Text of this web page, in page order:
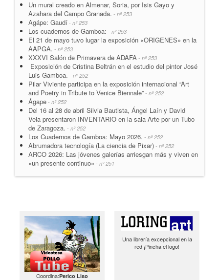
Un mural creado en Almenar, Soria, por Isis Gayo y
Azahara del Campo Granada. - nº 253
Agápe: Gaudí - nº 253
Los cuadernos de Gamboa: - nº 253
El 21 de mayo tuvo lugar la exposición «ORIGENES» en la
AAPGA. - nº 253
XXXVI Salón de Primavera de ADAFA - nº 253
Exposición de Cristina Beltrán en el estudio del pintor José
Luis Gamboa. - nº 252
Pilar Viviente participa en la exposición internacional “Art
and Poetry in Tribute to Venice Biennale” - nº 252
Ágape - nº 252
Del 16 al 28 de abril Silvia Bautista, Ángel Laín y David
Vela presentaron INVENTARIO en la sala Arte por un Tubo
de Zaragoza. - nº 252
Los Cuadernos de Gamboa: Mayo 2026. - nº 252
Abrumadora tecnología (La ciencia de Pixar) - nº 252
ARCO 2026: Las jóvenes galerías arriesgan más y viven en
«un presente continuo» - nº 251
Coordina:Perico Liso
Una librería excepcional en la
red ¡Pincha el logo!